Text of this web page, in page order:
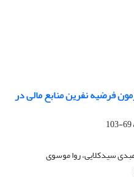
فرضیه نفرین منابع مالی در
69-103
سیدکلایی، روا موسوی